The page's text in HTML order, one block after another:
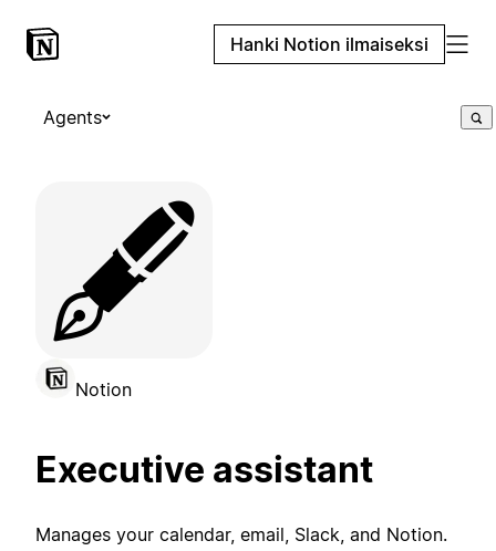
Hanki Notion ilmaiseksi
Agents
🖋️
Notion
Executive assistant
Manages your calendar, email, Slack, and Notion.